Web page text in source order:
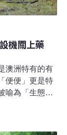
機關上藥
澳洲特有的有
便便」更是特
喻為「生態工
《ABC》報